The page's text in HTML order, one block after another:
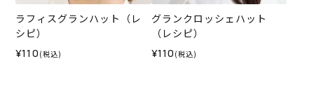
ラフィスグランハット（レ
シピ）
¥110 (税込)
グランクロッシェハット
（レシピ）
¥110 (税込)